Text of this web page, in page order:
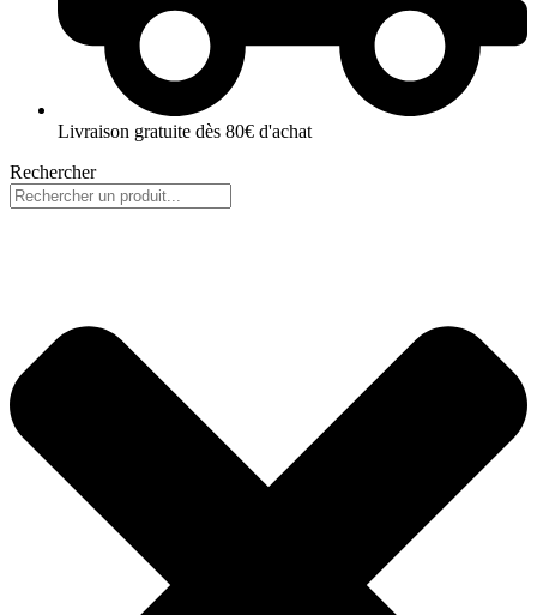
Livraison gratuite dès 80€ d'achat
Rechercher